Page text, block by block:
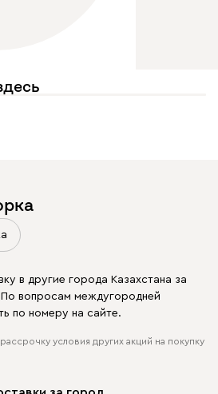
в другие города Казахстана за
вопросам междугородней
по номеру на сайте.
условия других акций на покупку